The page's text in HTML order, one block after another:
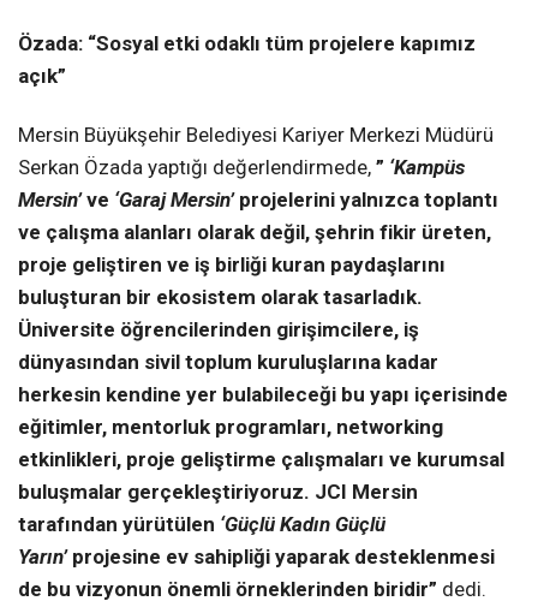
Özada: “Sosyal etki odaklı tüm projelere kapımız
açık”
Mersin Büyükşehir Belediyesi Kariyer Merkezi Müdürü
Serkan Özada yaptığı değerlendirmede, ” ‘Kampüs
Mersin’ve ‘Garaj Mersin’projelerini yalnızca toplantı
ve çalışma alanları olarak değil, şehrin fikir üreten,
proje geliştiren ve iş birliği kuran paydaşlarını
buluşturan bir ekosistem olarak tasarladık.
Üniversite öğrencilerinden girişimcilere, iş
dünyasından sivil toplum kuruluşlarına kadar
herkesin kendine yer bulabileceği bu yapı içerisinde
eğitimler, mentorluk programları, networking
etkinlikleri, proje geliştirme çalışmaları ve kurumsal
buluşmalar gerçekleştiriyoruz. JCI Mersin
tarafından yürütülen ‘Güçlü Kadın Güçlü
Yarın’projesine ev sahipliği yaparak desteklenmesi
de bu vizyonun önemli örneklerinden biridir” dedi.